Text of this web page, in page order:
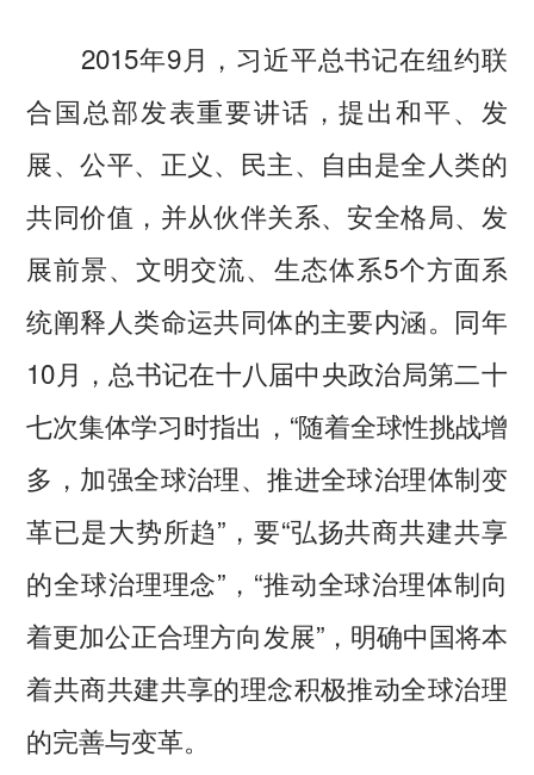
2015年9月，习近平总书记在纽约联
合国总部发表重要讲话，提出和平、发
展、公平、正义、民主、自由是全人类的
共同价值，并从伙伴关系、安全格局、发
展前景、文明交流、生态体系5个方面系
统阐释人类命运共同体的主要内涵。同年
10月，总书记在十八届中央政治局第二十
七次集体学习时指出，“随着全球性挑战增
多，加强全球治理、推进全球治理体制变
革已是大势所趋”，要“弘扬共商共建共享
的全球治理理念”，“推动全球治理体制向
着更加公正合理方向发展”，明确中国将本
着共商共建共享的理念积极推动全球治理
的完善与变革。